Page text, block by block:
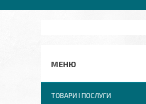
ТОВАРИ І ПОСЛУГИ